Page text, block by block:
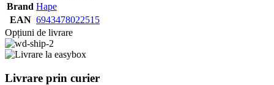
Brand Hape
EAN 6943478022515
Opțiuni de livrare
Livrare prin curier